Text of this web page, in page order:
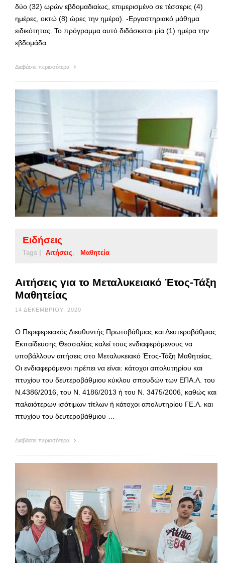
δύο (32) ωρών εβδομαδιαίως, επιμερισμένο σε τέσσερις (4)
ημέρες, οκτώ (8) ώρες την ημέρα). -Εργαστηριακό μάθημα
ειδικότητας. Το πρόγραμμα αυτό διδάσκεται μία (1) ημέρα την
εβδομάδα …
Διαβάστε περισσότερα
Ειδήσεις
Tags | Αιτήσεις Μαθητεία
Αιτήσεις για το Μεταλυκειακό Έτος-Τάξη
Μαθητείας
14 ΔΕΚΕΜΒΡΊΟΥ, 2020
Ο Περιφερειακός Διευθυντής Πρωτοβάθμιας και Δευτεροβάθμιας
Εκπαίδευσης Θεσσαλίας καλεί τους ενδιαφερόμενους να
υποβάλλουν αιτήσεις στο Μεταλυκειακό Έτος-Τάξη Μαθητείας.
Οι ενδιαφερόμενοι πρέπει να είναι: κάτοχοι απολυτηρίου και
πτυχίου του δευτεροβάθμιου κύκλου σπουδών των ΕΠΑ.Λ. του
Ν.4386/2016, του Ν. 4186/2013 ή του Ν. 3475/2006, καθώς και
παλαιότερων ισότιμων τίτλων ή κάτοχοι απολυτηρίου ΓΕ.Λ. και
πτυχίου του δευτεροβάθμιου …
Διαβάστε περισσότερα